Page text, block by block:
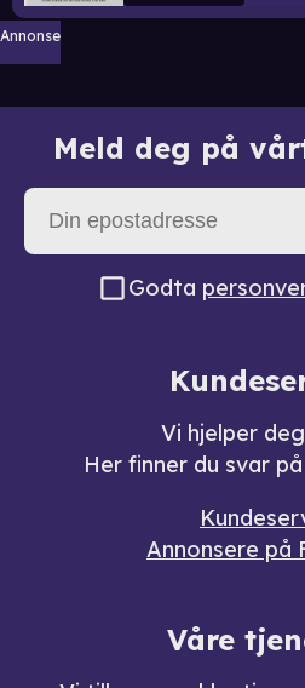
Annonse
Meld deg på
Godta
Vi hjelper
Her finner du svar
Annonsere på
Våre